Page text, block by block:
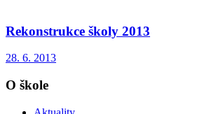
Rekonstrukce školy 2013
28. 6. 2013
O škole